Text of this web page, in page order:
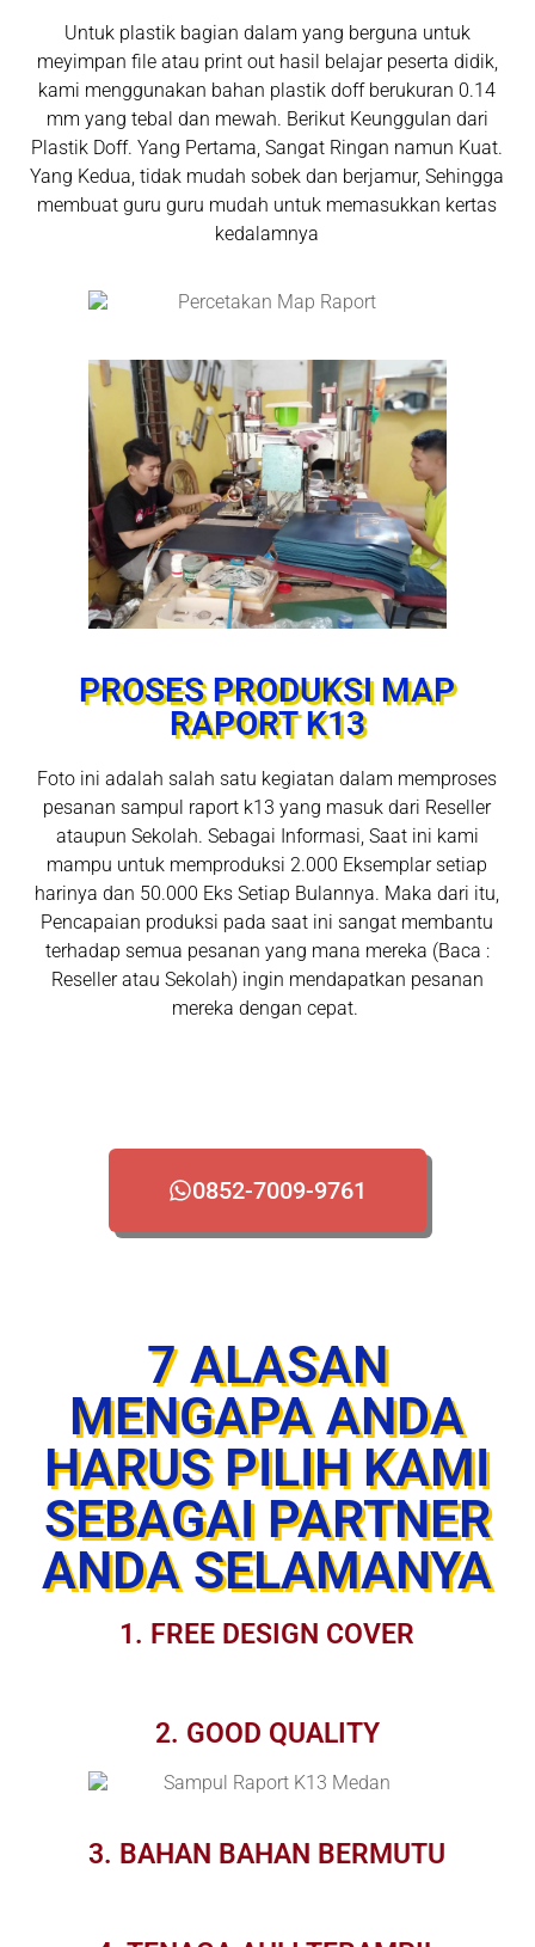
Untuk plastik bagian dalam yang berguna untuk
meyimpan file atau print out hasil belajar peserta didik,
kami menggunakan bahan plastik doff berukuran 0.14
mm yang tebal dan mewah. Berikut Keunggulan dari
Plastik Doff. Yang Pertama, Sangat Ringan namun Kuat.
Yang Kedua, tidak mudah sobek dan berjamur, Sehingga
membuat guru guru mudah untuk memasukkan kertas
kedalamnya
PROSES PRODUKSI MAP
RAPORT K13
Foto ini adalah salah satu kegiatan dalam memproses
pesanan sampul raport k13 yang masuk dari Reseller
ataupun Sekolah. Sebagai Informasi, Saat ini kami
mampu untuk memproduksi 2.000 Eksemplar setiap
harinya dan 50.000 Eks Setiap Bulannya. Maka dari itu,
Pencapaian produksi pada saat ini sangat membantu
terhadap semua pesanan yang mana mereka (Baca :
Reseller atau Sekolah) ingin mendapatkan pesanan
mereka dengan cepat.
0852-7009-9761
7 ALASAN
MENGAPA ANDA
HARUS PILIH KAMI
SEBAGAI PARTNER
ANDA SELAMANYA
1. FREE DESIGN COVER
2. GOOD QUALITY
3. BAHAN BAHAN BERMUTU